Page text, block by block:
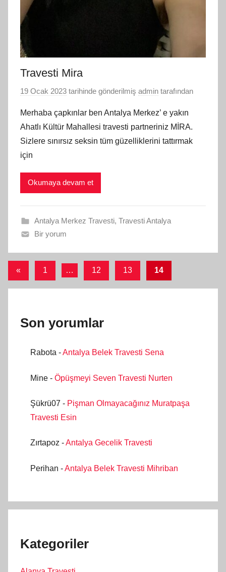
Travesti Mira
19 Ocak 2023 tarihinde gönderilmiş admin tarafından
Merhaba çapkınlar ben Antalya Merkez’ e yakın
Ahatlı Kültür Mahallesi travesti partneriniz MİRA.
Sizlere sınırsız seksin tüm güzelliklerini tattırmak
için
Okumaya devam et
Antalya Merkez Travesti, Travesti Antalya
Bir yorum
Yazı
sayfalaması
« Önceki1 … 12 13 14
Son yorumlar
Rabota -Antalya Belek Travesti Sena
Mine - Öpüşmeyi Seven Travesti Nurten
Şükrü07 - Pişman Olmayacağınız Muratpaşa
Travesti Esin
Zırtapoz -Antalya Gecelik Travesti
Perihan -Antalya Belek Travesti Mihriban
Kategoriler